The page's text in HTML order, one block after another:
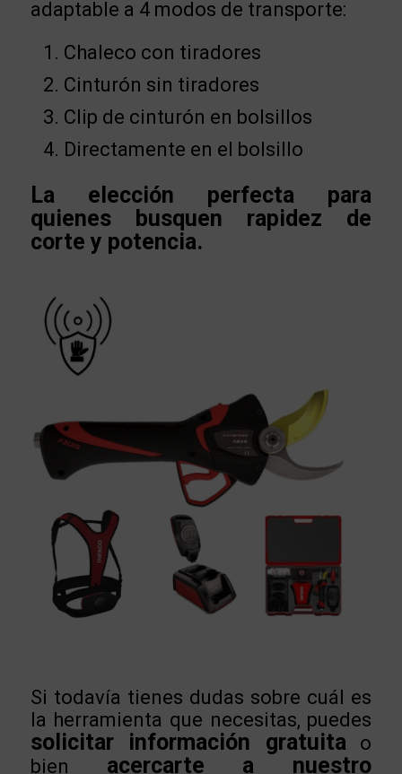
adaptable a 4 modos de transporte:
Chaleco con tiradores
Cinturón sin tiradores
Clip de cinturón en bolsillos
Directamente en el bolsillo
La elección perfecta para
quienes busquen rapidez de
corte y potencia.
Si todavía tienes dudas sobre cuál es
la herramienta que necesitas, puedes
solicitar información gratuitao
bien acercarte a nuestro